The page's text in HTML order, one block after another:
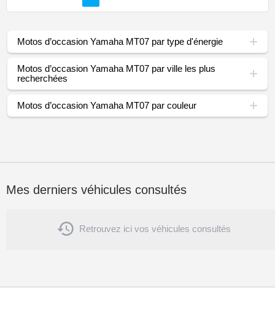
Motos d’occasion Yamaha MT07 par type d'énergie
Motos d’occasion Yamaha MT07 par ville les plus
recherchées
Motos d’occasion Yamaha MT07 par couleur
Mes derniers véhicules consultés
 Retrouvez ici vos véhicules consultés